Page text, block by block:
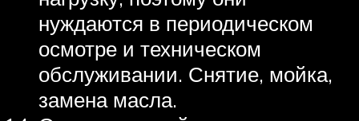
нуждаются в периодическом
осмотре и техническом
обслуживании. Снятие, мойка,
замена масла.